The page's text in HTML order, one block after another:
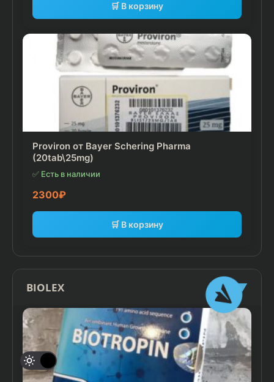
🛒 В корзину
Proviron от Bayer Schering Pharma
(20tab\25mg)
✅ Есть в наличии
2300₽
🛒 В корзину
BIOLEX ▼